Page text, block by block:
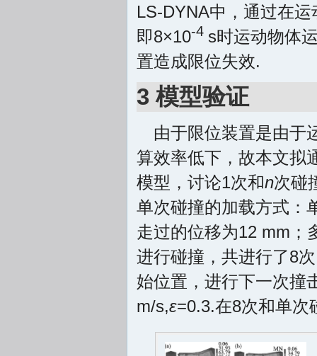
LS-DYNA中，通过在
即8×10-4 s时运动物体
置造成限位失效.
3 模型验证
由于限位装置是由于
算效率低下，故本文拟
模型，讨论1次和n次碰
单次碰撞的加载方式：
走过的位移为12 mm；
进行碰撞，共进行了8
始位置，进行下一次撞
m/s,ε=0.3.在8次和单次